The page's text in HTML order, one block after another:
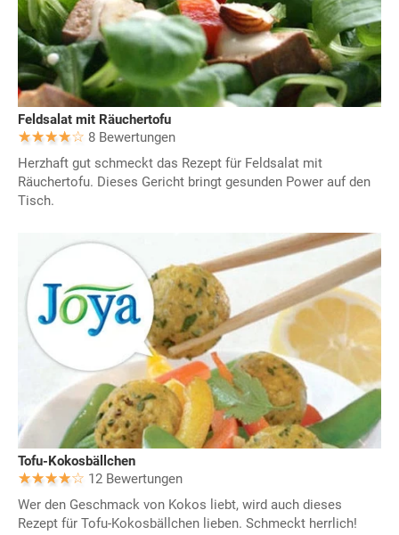
Feldsalat mit Räuchertofu
8 Bewertungen
Herzhaft gut schmeckt das Rezept für Feldsalat mit
Räuchertofu. Dieses Gericht bringt gesunden Power auf den
Tisch.
Tofu-Kokosbällchen
12 Bewertungen
Wer den Geschmack von Kokos liebt, wird auch dieses
Rezept für Tofu-Kokosbällchen lieben. Schmeckt herrlich!